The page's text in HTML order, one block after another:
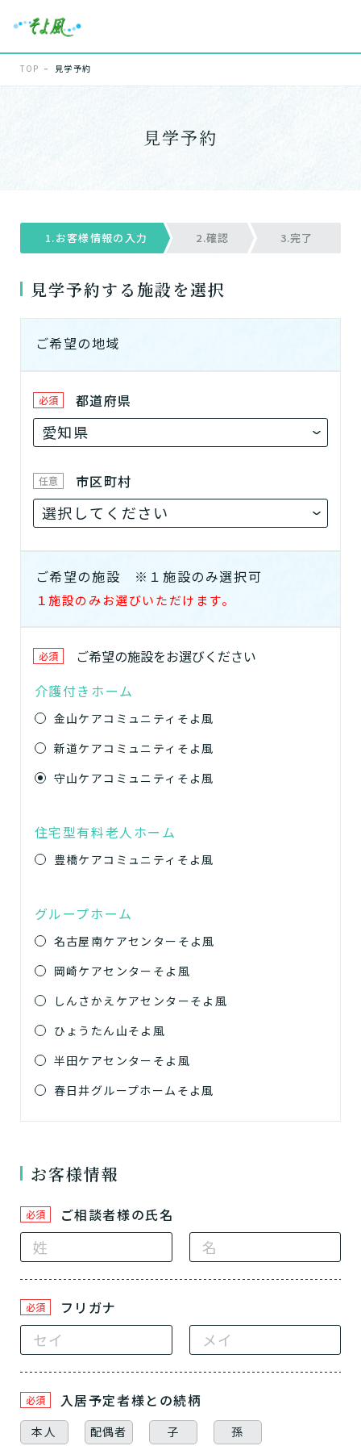
TOP 見学予約
見学予約
1.お客様情報の入力 2.確認 3.完了
見学予約する施設を選択
ご希望の地域
必須 都道府県
任意 市区町村
ご希望の施設 ※１施設のみ選択可
１施設のみお選びいただけます。
必須 ご希望の施設をお選びください
介護付きホーム
金山ケアコミュニティそよ風
新道ケアコミュニティそよ風
守山ケアコミュニティそよ風
住宅型有料老人ホーム
豊橋ケアコミュニティそよ風
グループホーム
名古屋南ケアセンターそよ風
岡崎ケアセンターそよ風
しんさかえケアセンターそよ風
ひょうたん山そよ風
半田ケアセンターそよ風
春日井グループホームそよ風
お客様情報
必須 ご相談者様の氏名
必須 フリガナ
必須 入居予定者様との続柄
本人 配偶者 子 孫